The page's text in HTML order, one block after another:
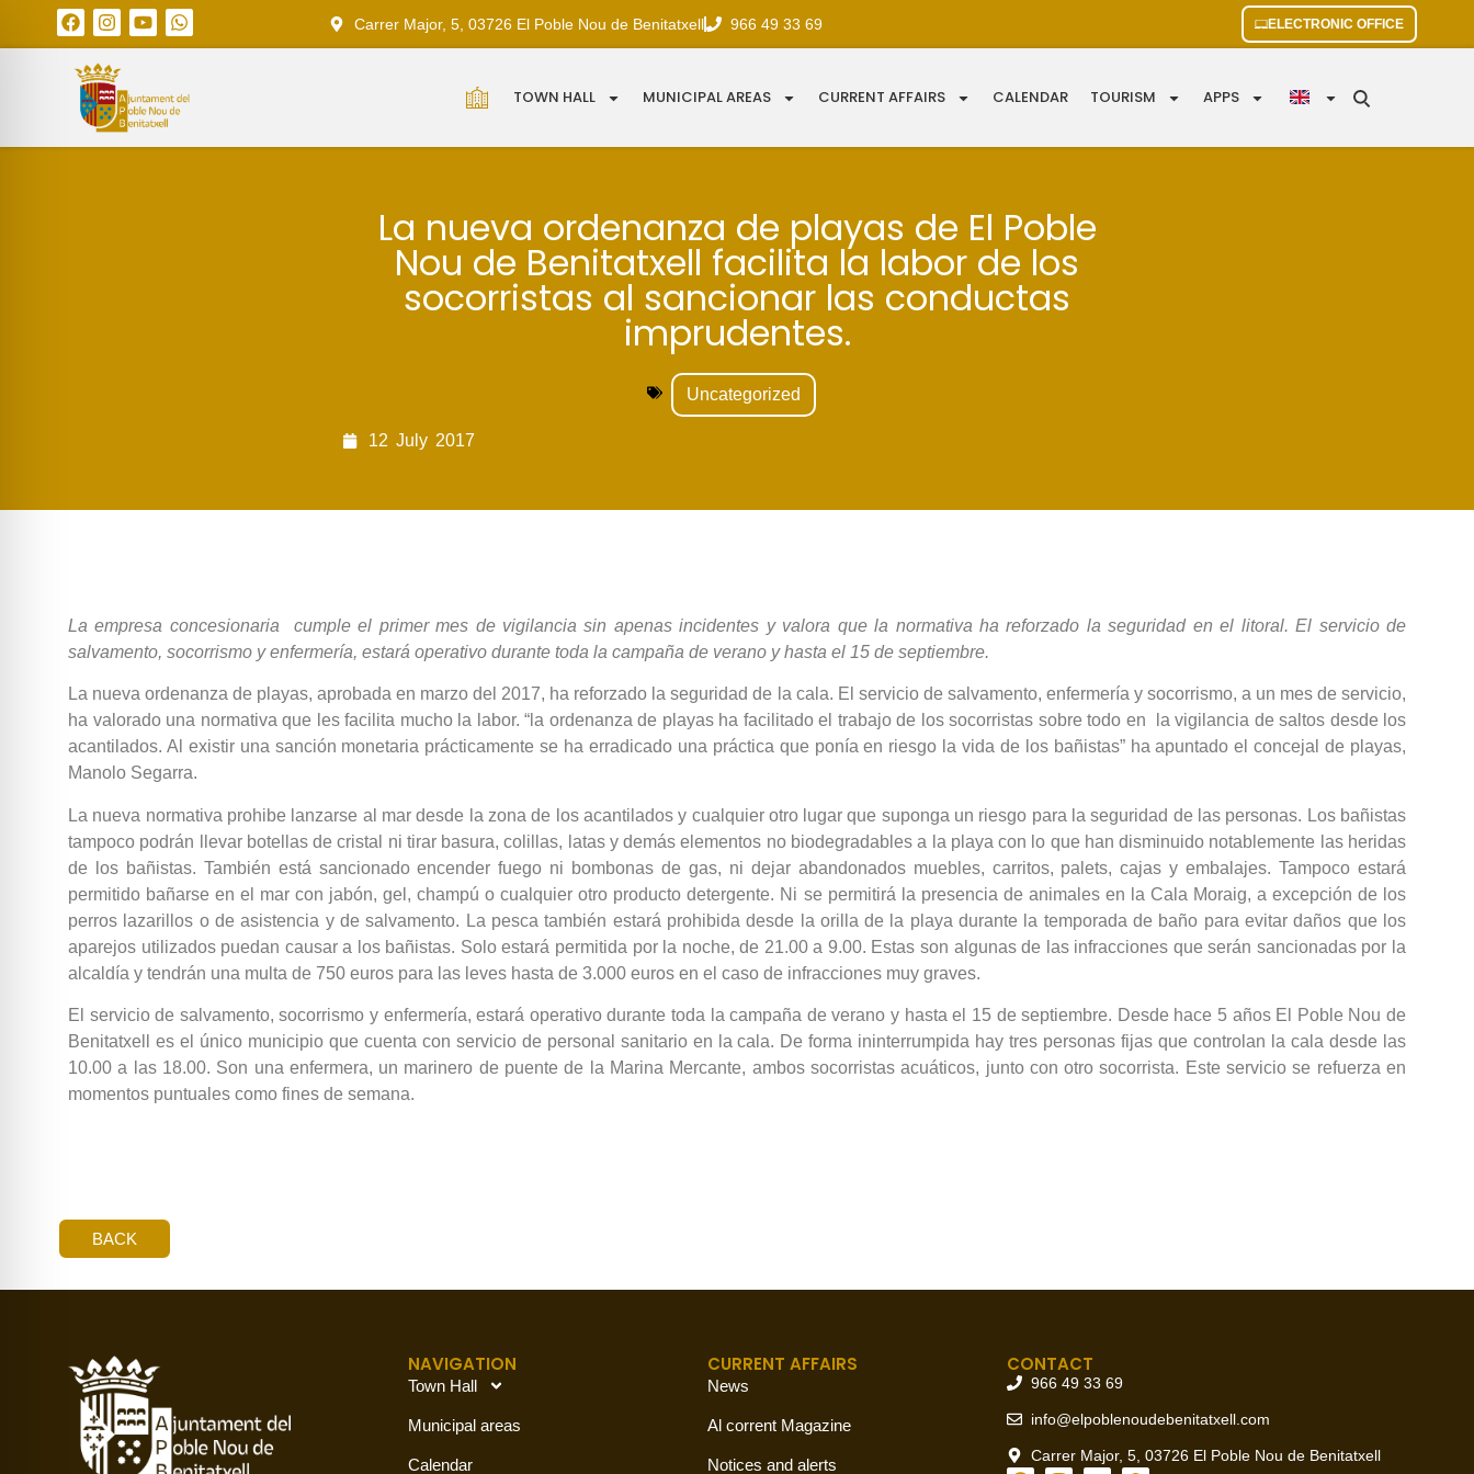
Carrer Major, 5, 03726 El Poble Nou de Benitatxell 966 49 33 69 ELECTRONIC OFFICE
TOWN HALL MUNICIPAL AREAS CURRENT AFFAIRS CALENDAR TOURISM APPS
La nueva ordenanza de playas de El Poble
Nou de Benitatxell facilita la labor de los
socorristas al sancionar las conductas
imprudentes.
Uncategorized
12 July 2017
La empresa concesionaria cumple el primer mes de vigilancia sin apenas incidentes y valora que la normativa ha reforzado la seguridad en el litoral. El servicio de
salvamento, socorrismo y enfermería, estará operativo durante toda la campaña de verano y hasta el 15 de septiembre.
La nueva ordenanza de playas, aprobada en marzo del 2017, ha reforzado la seguridad de la cala. El servicio de salvamento, enfermería y socorrismo, a un mes de servicio,
ha valorado una normativa que les facilita mucho la labor. “la ordenanza de playas ha facilitado el trabajo de los socorristas sobre todo en la vigilancia de saltos desde los
acantilados. Al existir una sanción monetaria prácticamente se ha erradicado una práctica que ponía en riesgo la vida de los bañistas” ha apuntado el concejal de playas,
Manolo Segarra.
La nueva normativa prohibe lanzarse al mar desde la zona de los acantilados y cualquier otro lugar que suponga un riesgo para la seguridad de las personas. Los bañistas
tampoco podrán llevar botellas de cristal ni tirar basura, colillas, latas y demás elementos no biodegradables a la playa con lo que han disminuido notablemente las heridas
de los bañistas. También está sancionado encender fuego ni bombonas de gas, ni dejar abandonados muebles, carritos, palets, cajas y embalajes. Tampoco estará
permitido bañarse en el mar con jabón, gel, champú o cualquier otro producto detergente. Ni se permitirá la presencia de animales en la Cala Moraig, a excepción de los
perros lazarillos o de asistencia y de salvamento. La pesca también estará prohibida desde la orilla de la playa durante la temporada de baño para evitar daños que los
aparejos utilizados puedan causar a los bañistas. Solo estará permitida por la noche, de 21.00 a 9.00. Estas son algunas de las infracciones que serán sancionadas por la
alcaldía y tendrán una multa de 750 euros para las leves hasta de 3.000 euros en el caso de infracciones muy graves.
El servicio de salvamento, socorrismo y enfermería, estará operativo durante toda la campaña de verano y hasta el 15 de septiembre. Desde hace 5 años El Poble Nou de
Benitatxell es el único municipio que cuenta con servicio de personal sanitario en la cala. De forma ininterrumpida hay tres personas fijas que controlan la cala desde las
10.00 a las 18.00. Son una enfermera, un marinero de puente de la Marina Mercante, ambos socorristas acuáticos, junto con otro socorrista. Este servicio se refuerza en
momentos puntuales como fines de semana.
BACK
NAVIGATION
Town Hall
Municipal areas
Calendar
CURRENT AFFAIRS
News
Al corrent Magazine
Notices and alerts
CONTACT
966 49 33 69
info@elpoblenoudebenitatxell.com
Carrer Major, 5, 03726 El Poble Nou de Benitatxell